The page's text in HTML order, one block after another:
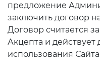
предложение
заключить договор
Договор считается
Акцепта и
использования